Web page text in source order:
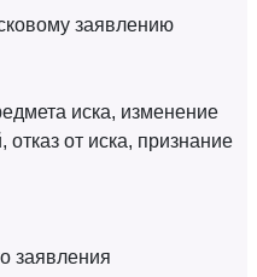
заявлению
иска, изменение
от иска, признание
заявления